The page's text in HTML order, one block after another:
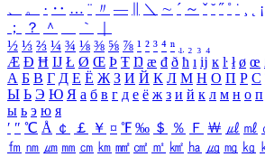
、
。 · ‥ … ¨ 〃 ― ＼ ∼ ´ ～ ˇ ˘ ˝ ˚ ˙ ¸ ¡
；
？ ＾ ｀
½ ⅓ ⅔ ¼ ¾ ⅛ ⅜ ⅝ ⅞ ¹ ² ³ ⁴ ⁿ ₁ ₂ ₃ ₄
Æ Ð Ħ Ĳ Ł Ø Œ Þ Ŧ Ŋ æ đ ð ħ ı ĳ ĸ ŀ ł ø œ
А Б В Г Д Е Ё Ж З И Й К Л М Н О П Р С
Ы Ь Э Ю Я а б в г д е ё ж з и й к л м н о п
ы ь э ю я
′ ″ ℃ Å ￠ ￡ ￥ ¤ ℉ ‰ ＄ ％ Ｆ ￦ ㎕ ㎖
㎙ ㎚ ㎛ ㎜ ㎝ ㎞ ㎟ ㎠ ㎡ ㎢ ㏊ ㎍ ㎎ ㎏